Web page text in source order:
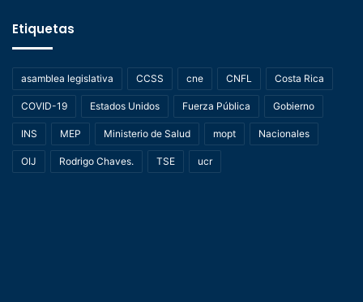
Etiquetas
asamblea legislativa CCSS cne CNFL Costa Rica
COVID-19 Estados Unidos Fuerza Pública Gobierno
INS MEP Ministerio de Salud mopt Nacionales
OIJ Rodrigo Chaves. TSE ucr